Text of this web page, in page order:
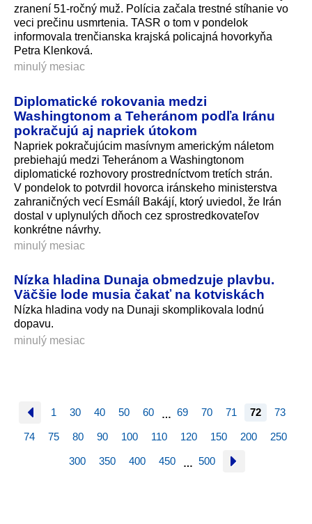
zranení 51-ročný muž. Polícia začala trestné stíhanie vo
veci prečinu usmrtenia. TASR o tom v pondelok
informovala trenčianska krajská policajná hovorkyňa
Petra Klenková.
minulý mesiac
Diplomatické rokovania medzi
Washingtonom a Teheránom podľa Iránu
pokračujú aj napriek útokom
Napriek pokračujúcim masívnym americkým náletom
prebiehajú medzi Teheránom a Washingtonom
diplomatické rozhovory prostredníctvom tretích strán.
V pondelok to potvrdil hovorca iránskeho ministerstva
zahraničných vecí Esmáíl Bakájí, ktorý uviedol, že Irán
dostal v uplynulých dňoch cez sprostredkovateľov
konkrétne návrhy.
minulý mesiac
Nízka hladina Dunaja obmedzuje plavbu.
Väčšie lode musia čakať na kotviskách
Nízka hladina vody na Dunaji skomplikovala lodnú
dopavu.
minulý mesiac
1 30 40 50 60 … 69 70 71 72 73
74 75 80 90 100 110 120 150 200 250
300 350 400 450 … 500